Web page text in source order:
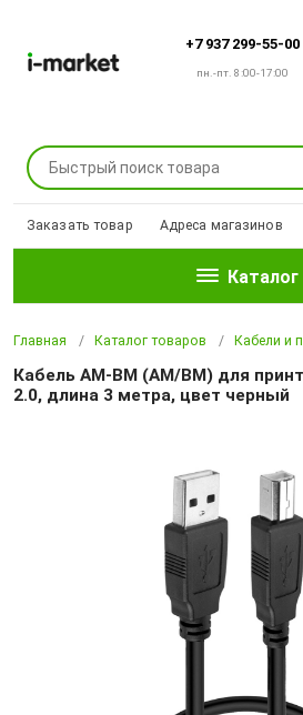
+7 937 299-55-00
пн.-пт. 8:00-17:00
Заказать товар Адреса магазинов
Каталог
Главная Каталог товаров Кабели и
Кабель AM-BM (AM/BM) для
2.0, длина 3 метра, цвет черный